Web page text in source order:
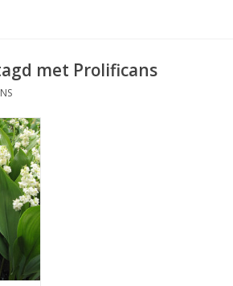
met Prolificans